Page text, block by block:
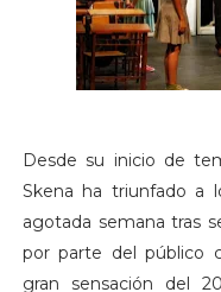
Desde su inicio de
Skena ha triunfado a
agotada semana tras
por parte del público
gran sensación del